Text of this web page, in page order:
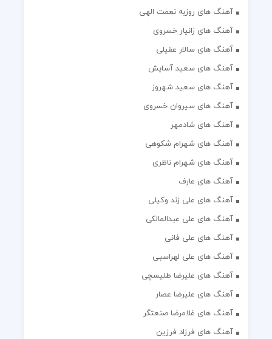
آهنگ های روزبه نعمت الهی
آهنگ های زانیار خسروی
آهنگ های سالار عقیلی
آهنگ های سعید آسایش
آهنگ های سعید شهروز
آهنگ های سیروان خسروی
آهنگ های شادمهر
آهنگ های شهرام شکوهی
آهنگ های شهرام ناظری
آهنگ های عارف
آهنگ های علی زند وکیلی
آهنگ های علی عبدالمالکی
آهنگ های علی فانی
آهنگ های علی لهراسبی
آهنگ های علیرضا طلیسچی
آهنگ های علیرضا عصار
آهنگ های غلامرضا صنعتگر
آهنگ های فرزاد فرزین